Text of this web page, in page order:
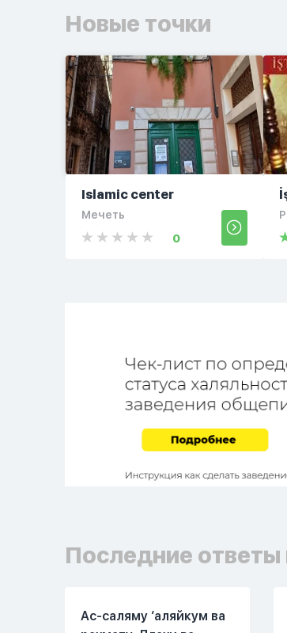
Новые точки
Islamic center
Мечеть
0
Последние
Ас-саляму ‘аляйкум ва